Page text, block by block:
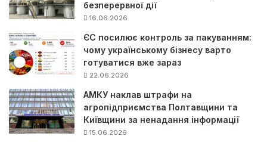
безперервної дії
16.06.2026
ЄС посилює контроль за пакуванням:
чому українському бізнесу варто
готуватися вже зараз
22.06.2026
АМКУ наклав штрафи на
агропідприємства Полтавщини та
Київщини за ненадання інформації
15.06.2026